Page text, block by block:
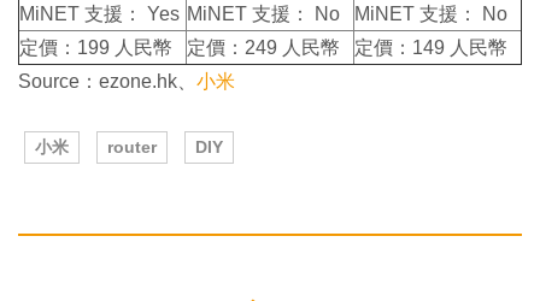
MiNET 支援： Yes MiNET 支援： No
MiNET 支援： No
定價：199 人民幣
定價：249 人民幣
定價：149 人民幣
Source：ezone.hk、 小米
小米 router DIY